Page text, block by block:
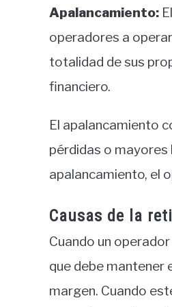
Apalancamiento:
operadores a
totalidad de sus
financiero.
El apalancamiento
pérdidas o mayores
apalancamiento, el
Causas de la
Cuando un
que debe mantener
margen. Cuando